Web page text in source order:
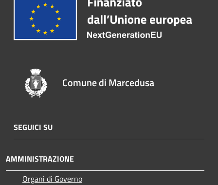
Comune di Marcedusa
SEGUICI SU
AMMINISTRAZIONE
Organi di Governo